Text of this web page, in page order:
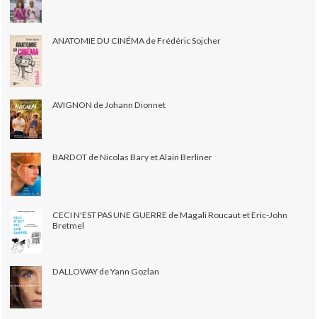
ANATOMIE DU CINÉMA de Frédéric Sojcher
AVIGNON de Johann Dionnet
BARDOT de Nicolas Bary et Alain Berliner
CECI N'EST PAS UNE GUERRE de Magali Roucaut et Eric-John
Bretmel
DALLOWAY de Yann Gozlan